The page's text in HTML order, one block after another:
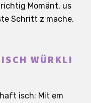
Momänt, us
Schritt z mache.
WÜRKLI
isch: Mit em